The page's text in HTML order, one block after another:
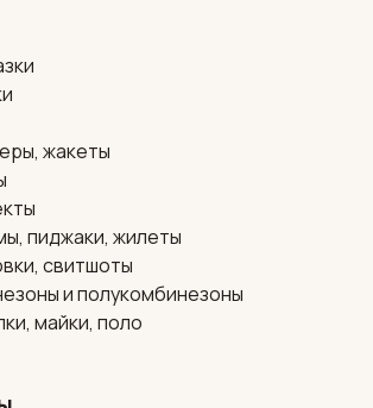
жакеты
пиджаки, жилеты
свитшоты
и полукомбинезоны
майки, поло